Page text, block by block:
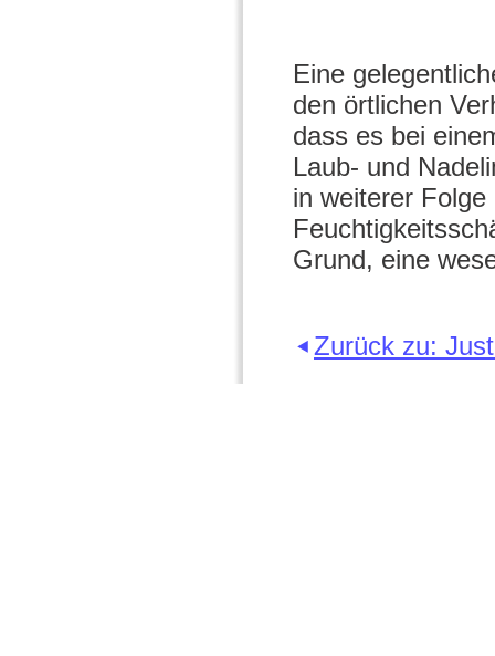
Eine
den örtlichen
dass es bei
Laub- und
in weiterer
Grund, eine
Zurück zu: